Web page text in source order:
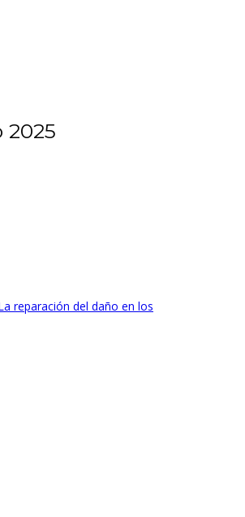
2025
reparación del daño en los